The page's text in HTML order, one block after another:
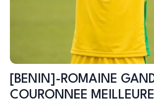
[BENIN]-ROMAINE
COURONNEE